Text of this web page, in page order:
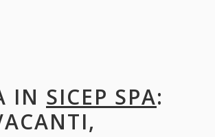
IN SICEP SPA: